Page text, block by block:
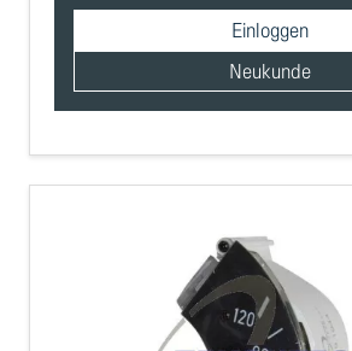
Einloggen
Neukunde